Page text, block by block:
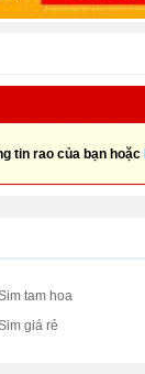
tin rao của bạn hoặc
tam hoa
giá rẻ